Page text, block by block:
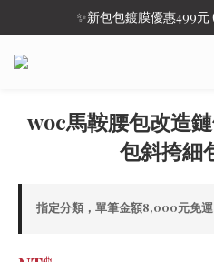
✨新包包鍍膜優惠499
woc馬鞍腰包改造
包斜挎細
指定分類，單筆金額8,000元免運